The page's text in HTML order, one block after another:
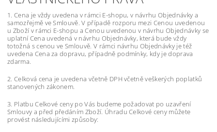
1. Cena je vždy uvedena v rámci E-shopu, v návrhu Objednávky a
samozřejmě ve Smlouvě. V případě rozporu mezi Cenou uvedenou
u Zboží v rámci E-shopu a Cenou uvedenou v návrhu Objednávky se
uplatní Cena uvedená v návrhu Objednávky, která bude vždy
totožná s cenou ve Smlouvě. V rámci návrhu Objednávky je též
uvedena Cena za dopravu, případně podmínky, kdy je doprava
zdarma.
2. Celková cena je uvedena včetně DPH včetně veškerých poplatků
stanovených zákonem.
3. Platbu Celkové ceny po Vás budeme požadovat po uzavření
Smlouvy a před předáním Zboží. Úhradu Celkové ceny můžete
provést následujícími způsoby: